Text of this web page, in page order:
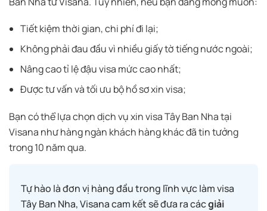
Tiết kiệm thời gian, chi phí đi lại;
Không phải đau đầu vì nhiều giấy tờ tiếng nước ngoài;
Nâng cao tỉ lệ đậu visa mức cao nhất;
Được tư vấn và tối ưu bộ hồ sơ xin visa;
Bạn có thể lựa chọn dịch vụ xin visa Tây Ban Nha tại
Visana như hàng ngàn khách hàng khác đã tin tưởng
trong 10 năm qua.
Tự hào là đơn vị hàng đầu trong lĩnh vực làm visa
Tây Ban Nha, Visana cam kết sẽ đưa ra cácgiải